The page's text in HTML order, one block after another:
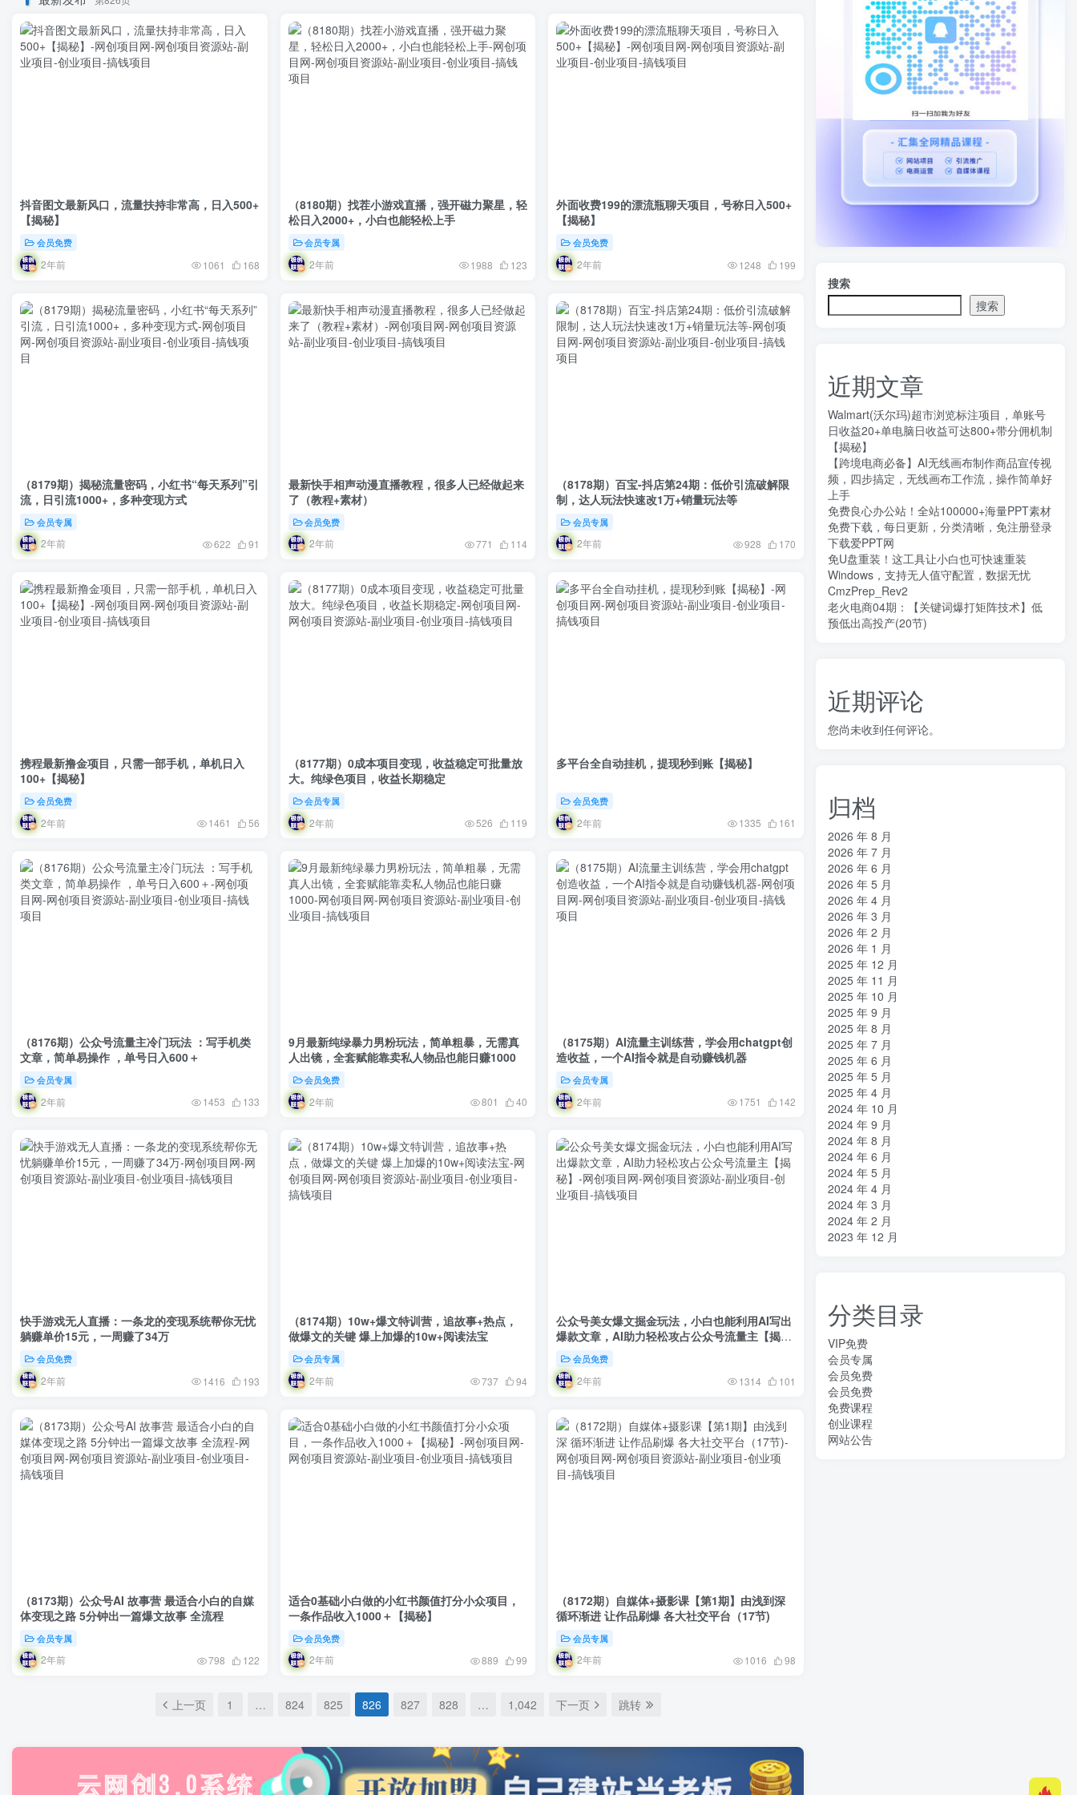
抖音图文最新风口，流量扶持非常高，日入500+
【揭秘】
会员免费
2年前 1061 168
（8180期）找茬小游戏直播，强开磁力聚星，轻
松日入2000+，小白也能轻松上手
会员专属
2年前 1988 123
外面收费199的漂流瓶聊天项目，号称日入500+
【揭秘】
会员免费
2年前 1248 199
（8179期）揭秘流量密码，小红书“每天系列”引
流，日引流1000+，多种变现方式
会员专属
2年前 622 91
最新快手相声动漫直播教程，很多人已经做起来
了（教程+素材）
会员免费
2年前 771 114
（8178期）百宝-抖店第24期：低价引流破解限
制，达人玩法快速改1万+销量玩法等
会员专属
2年前 928 170
携程最新撸金项目，只需一部手机，单机日入
100+【揭秘】
会员免费
2年前 1461 56
（8177期）0成本项目变现，收益稳定可批量放
大。纯绿色项目，收益长期稳定
会员专属
2年前 526 119
多平台全自动挂机，提现秒到账【揭秘】
会员免费
2年前 1335 161
（8176期）公众号流量主冷门玩法 ：写手机类
文章，简单易操作 ，单号日入600＋
会员专属
2年前 1453 133
9月最新纯绿暴力男粉玩法，简单粗暴，无需真
人出镜，全套赋能靠卖私人物品也能日赚1000
会员免费
2年前 801 40
（8175期）AI流量主训练营，学会用chatgpt创
造收益，一个AI指令就是自动赚钱机器
会员专属
2年前 1751 142
快手游戏无人直播：一条龙的变现系统帮你无忧
躺赚单价15元，一周赚了34万
会员免费
2年前 1416 193
（8174期）10w+爆文特训营，追故事+热点，
做爆文的关键 爆上加爆的10w+阅读法宝
会员专属
2年前 737 94
公众号美女爆文掘金玩法，小白也能利用AI写出
爆款文章，AI助力轻松攻占公众号流量主【揭
秘】会员免费
2年前 1314 101
（8173期）公众号AI 故事营 最适合小白的自媒
体变现之路 5分钟出一篇爆文故事 全流程
会员专属
2年前 798 122
适合0基础小白做的小红书颜值打分小众项目，
一条作品收入1000＋【揭秘】
会员免费
2年前 889 99
（8172期）自媒体+摄影课【第1期】由浅到深
循环渐进 让作品刷爆 各大社交平台（17节)
会员专属
2年前 1016 98
上一页 1 … 824 825 826 827 828 … 1,042 下一页 跳转
搜索
搜索
近期文章
Walmart(沃尔玛)超市浏览标注项目，单账号
日收益20+单电脑日收益可达800+带分佣机制
【揭秘】
【跨境电商必备】AI无线画布制作商品宣传视
频，四步搞定，无线画布工作流，操作简单好
上手
免费良心办公站！全站100000+海量PPT素材
免费下载，每日更新，分类清晰，免注册登录
下载爱PPT网
免U盘重装！这工具让小白也可快速重装
Windows，支持无人值守配置，数据无忧
CmzPrep_Rev2
老火电商04期：【关键词爆打矩阵技术】低
预低出高投产(20节)
近期评论
您尚未收到任何评论。
归档
2026 年 8 月
2026 年 7 月
2026 年 6 月
2026 年 5 月
2026 年 4 月
2026 年 3 月
2026 年 2 月
2026 年 1 月
2025 年 12 月
2025 年 11 月
2025 年 10 月
2025 年 9 月
2025 年 8 月
2025 年 7 月
2025 年 6 月
2025 年 5 月
2025 年 4 月
2024 年 10 月
2024 年 9 月
2024 年 8 月
2024 年 6 月
2024 年 5 月
2024 年 4 月
2024 年 3 月
2024 年 2 月
2023 年 12 月
分类目录
VIP免费
会员专属
会员免费
会员免费
免费课程
创业课程
网站公告